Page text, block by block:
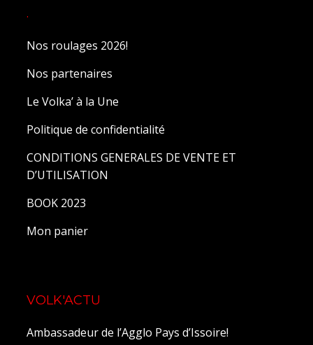
.
Nos roulages 2026!
Nos partenaires
Le Volka’ à la Une
Politique de confidentialité
CONDITIONS GENERALES DE VENTE ET
D’UTILISATION
BOOK 2023
Mon panier
VOLK'ACTU
Ambassadeur de l’Agglo Pays d’Issoire!